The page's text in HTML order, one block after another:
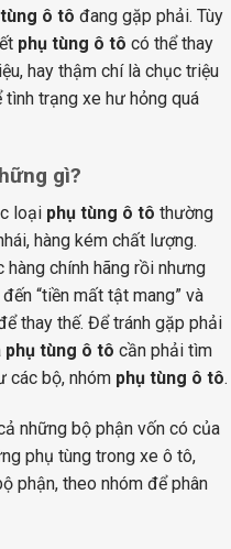
ô tô đang gặp phải. Tùy
phụ tùng ô tô có thể thay
hay thậm chí là chục triệu
trạng xe hư hỏng quá
gì?
loại phụ tùng ô tô thường
hàng kém chất lượng.
chính hãng rồi nhưng
“tiền mất tật mang” và
thay thế. Để tránh gặp phải
phụ tùng ô tô cần phải tìm
các bộ, nhóm phụ tùng ô tô.
những bộ phận vốn có của
phụ tùng trong xe ô tô,
phận, theo nhóm để phân